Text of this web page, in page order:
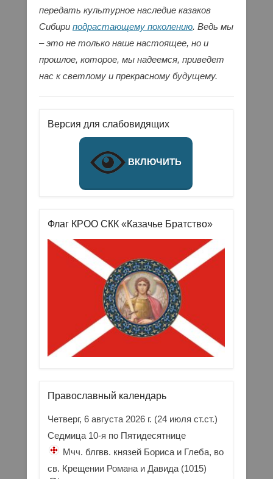
передать культурное наследие казаков
Сибири подрастающему поколению. Ведь мы
– это не только наше настоящее, но и
прошлое, которое, мы надеемся, приведет
нас к светлому и прекрасному будущему.
Версия для слабовидящих
ВКЛЮЧИТЬ
Флаг КРОО СКК «Казачье Братство»
Православный календарь
Четверг, 6 августа 2026 г. (24 июля ст.ст.)
Седмица 10-я по Пятидесятнице
Мчч. блгвв. князей Бориса и Глеба, во
св. Крещении Романа и Давида (1015)